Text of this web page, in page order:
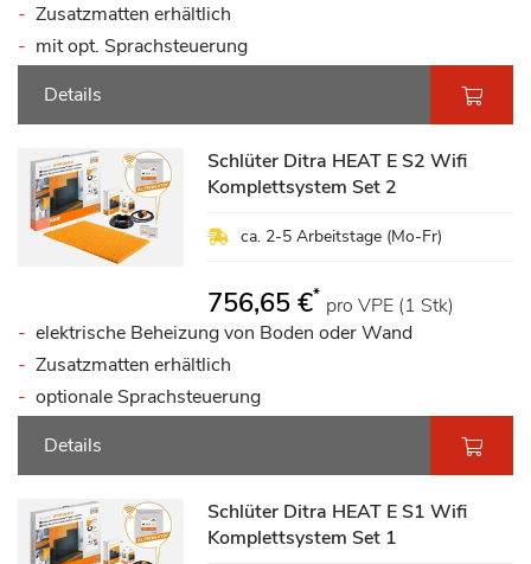
Zusatzmatten erhältlich
mit opt. Sprachsteuerung
Details
Schlüter Ditra HEAT E S2 Wifi
Komplettsystem Set 2
ca. 2-5 Arbeitstage (Mo-Fr)
756,65 €* pro VPE (1 Stk)
elektrische Beheizung von Boden oder Wand
Zusatzmatten erhältlich
optionale Sprachsteuerung
Details
Schlüter Ditra HEAT E S1 Wifi
Komplettsystem Set 1